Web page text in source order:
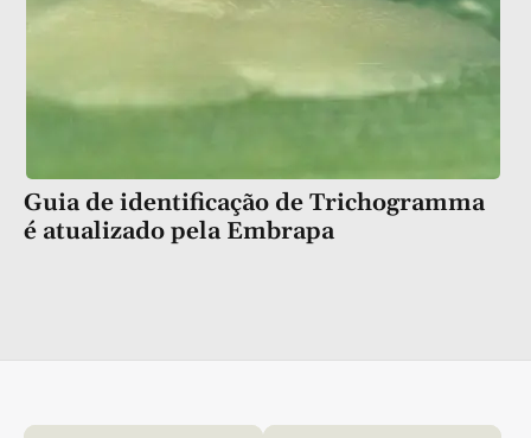
Guia de identificação de Trichogramma
é atualizado pela Embrapa